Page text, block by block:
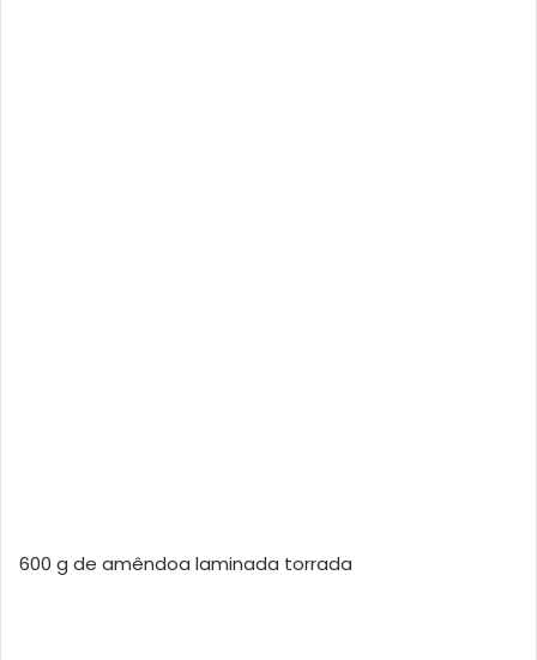
600 g de amêndoa laminada torrada